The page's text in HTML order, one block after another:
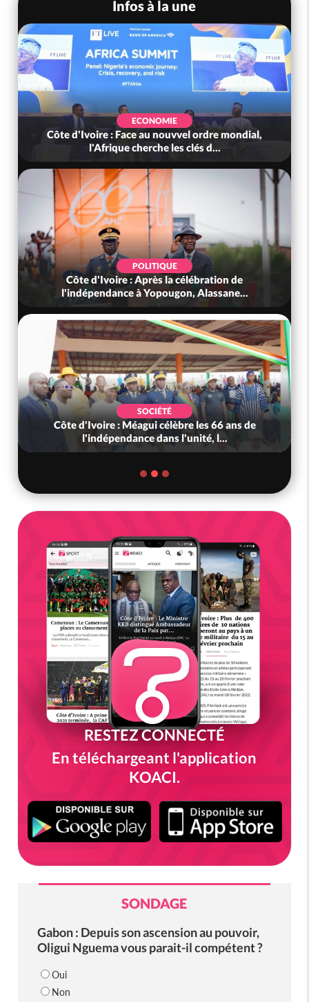
Infos à la une
ECONOMIE
Côte d'Ivoire : Face au nouvvel ordre mondial,
l'Afrique cherche les clés d...
POLITIQUE
Côte d'Ivoire : Après la célébration de
l'indépendance à Yopougon, Alassane...
SOCIÉTÉ
Côte d'Ivoire : Méagui célèbre les 66 ans de
l'indépendance dans l'unité, l...
RESTEZ CONNECTÉ
En téléchargeant l'application
KOACI.
SONDAGE
Gabon : Depuis son ascension au pouvoir,
Oligui Nguema vous parait-il compétent ?
Oui
Non